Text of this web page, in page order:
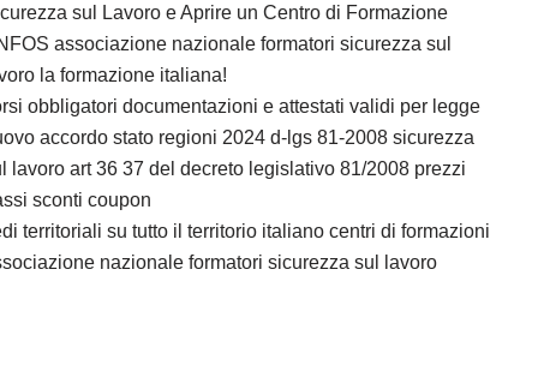
sul Lavoro e Aprire un Centro di Formazione
associazione nazionale formatori sicurezza sul
la formazione italiana!
obbligatori documentazioni e attestati validi per legge
accordo stato regioni 2024 d-lgs 81-2008 sicurezza
lavoro art 36 37 del decreto legislativo 81/2008 prezzi
sconti coupon
territoriali su tutto il territorio italiano centri di formazioni
nazionale formatori sicurezza sul lavoro